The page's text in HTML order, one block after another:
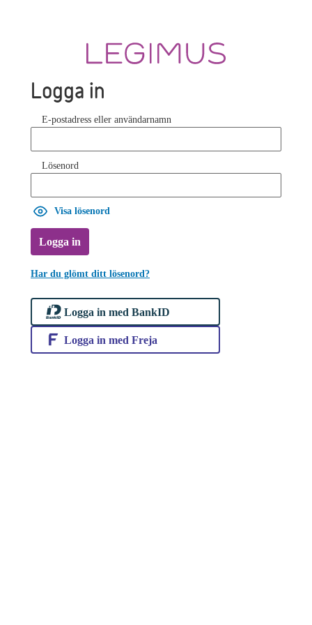
Logga in
E-postadress eller användarnamn
Lösenord
Visa lösenord
Logga in
Har du glömt ditt lösenord?
Logga in med BankID
Logga in med Freja